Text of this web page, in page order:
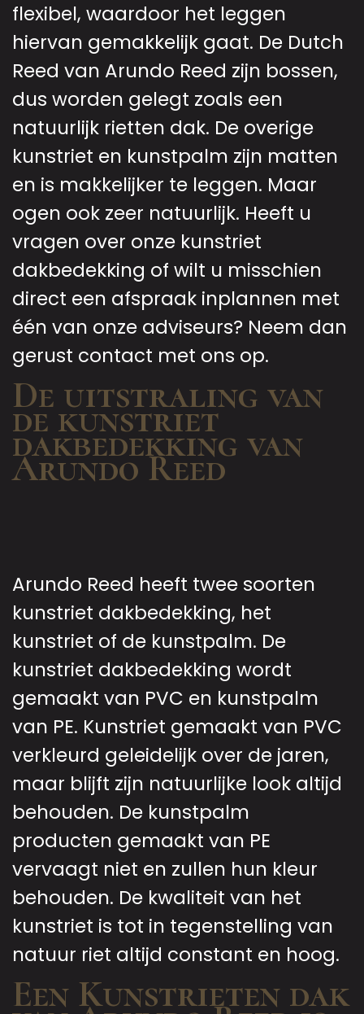
flexibel, waardoor het leggen
hiervan gemakkelijk gaat. De Dutch
Reed van Arundo Reed zijn bossen,
dus worden gelegt zoals een
natuurlijk rietten dak. De overige
kunstriet en kunstpalm zijn matten
en is makkelijker te leggen. Maar
ogen ook zeer natuurlijk. Heeft u
vragen over onze kunstriet
dakbedekking of wilt u misschien
direct een afspraak inplannen met
één van onze adviseurs? Neem dan
gerust contact met ons op.
De uitstraling van
de kunstriet
dakbedekking van
Arundo Reed
Arundo Reed heeft twee soorten
kunstriet dakbedekking, het
kunstriet of de kunstpalm. De
kunstriet dakbedekking wordt
gemaakt van PVC en kunstpalm
van PE. Kunstriet gemaakt van PVC
verkleurd geleidelijk over de jaren,
maar blijft zijn natuurlijke look altijd
behouden. De kunstpalm
producten gemaakt van PE
vervaagt niet en zullen hun kleur
behouden. De kwaliteit van het
kunstriet is tot in tegenstelling van
natuur riet altijd constant en hoog.
Een Kunstrieten dak